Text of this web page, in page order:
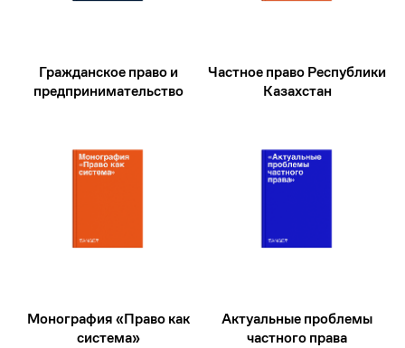
Гражданское право и
предпринимательство
Частное право Республики
Казахстан
Монография «Право как
система»
Актуальные проблемы
частного права